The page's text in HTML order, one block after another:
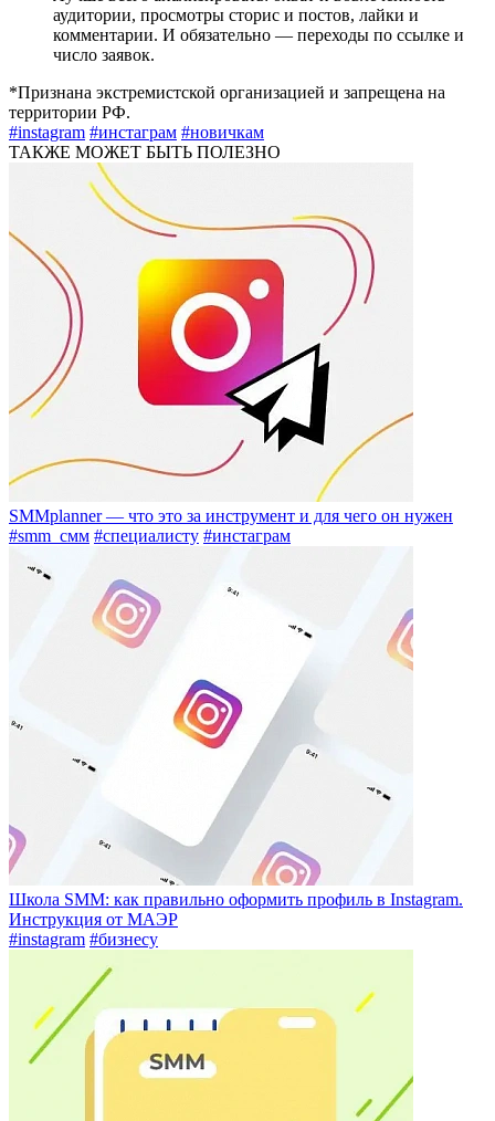
аудитории, просмотры сторис и постов, лайки и
комментарии. И обязательно — переходы по ссылке и
число заявок.
*Признана экстремистской организацией и запрещена на
территории РФ.
#instagram #инстаграм #новичкам
ТАКЖЕ МОЖЕТ БЫТЬ ПОЛЕЗНО
SMMplanner — что это за инструмент и для чего он нужен
#smm_смм #специалисту #инстаграм
Школа SMM: как правильно оформить профиль в Instagram.
Инструкция от МАЭР
#instagram #бизнесу